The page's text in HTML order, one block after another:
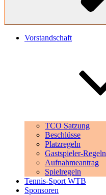
Vorstandschaft
TCO Satzung
Beschlüsse
Platzregeln
Gastspieler-Regeln
Aufnahmeantrag
Spielregeln
Tennis-Sport WTB
Sponsoren